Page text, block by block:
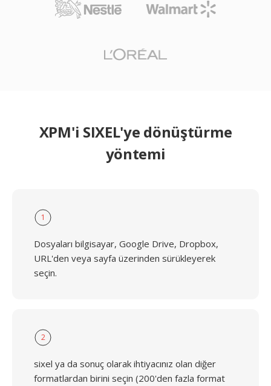
XPM'i SIXEL'ye dönüştürme
yöntemi
1
Dosyaları bilgisayar, Google Drive, Dropbox,
URL'den veya sayfa üzerinden sürükleyerek
seçin.
2
sixel ya da sonuç olarak ihtiyacınız olan diğer
formatlardan birini seçin (200'den fazla format